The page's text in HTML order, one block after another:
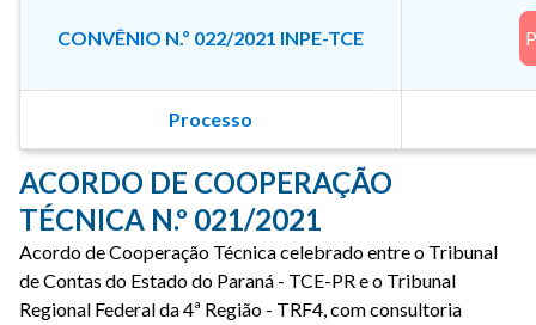
CONVÊNIO N.º 022/2021 INPE-TCE
Processo
ACORDO DE COOPERAÇÃO
TÉCNICA N.º 021/2021
Acordo de Cooperação Técnica celebrado entre o Tribunal
de Contas do Estado do Paraná - TCE-PR e o Tribunal
Regional Federal da 4ª Região - TRF4, com consultoria